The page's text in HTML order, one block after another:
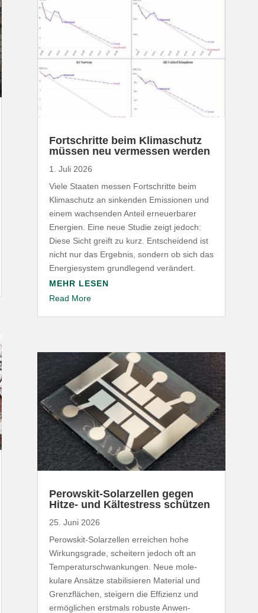
Fort­schritte beim Klima­schutz
müssen neu vermessen werden
1. Juli 2026
Viele Staaten messen Fort­schritte beim
Klima­schutz an sinkenden Emis­sionen und
einem wach­senden Anteil erneu­er­barer
Energien. Eine neue Studie zeigt jedoch:
Diese Sicht greift zu kurz. Entscheidend ist
nicht nur das Ergebnis, sondern ob sich das
Ener­gie­system grund­legend verändert.
MEHR LESEN
Read More
Perowskit-​Solarzellen gegen
Hitze- und Kälte­stress schützen
25. Juni 2026
Perowskit-​Solarzellen erreichen hohe
Wirkungs­grade, scheitern jedoch oft an
Tempe­ra­tur­schwan­kungen. Neue mole­
kulare Ansätze stabi­li­sieren Material und
Grenz­flächen, steigern die Effizienz und
ermög­lichen erstmals robuste Anwen­